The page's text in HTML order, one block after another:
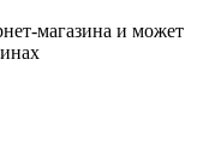
магазина и может